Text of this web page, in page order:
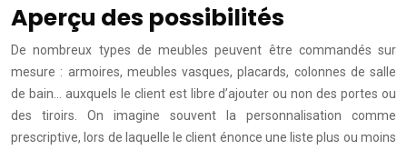
Aperçu des possibilités
De nombreux types de meubles peuvent être commandés sur
mesure : armoires, meubles vasques, placards, colonnes de salle
de bain… auxquels le client est libre d’ajouter ou non des portes ou
des tiroirs.
On imagine souvent la personnalisation comme
prescriptive, lors de laquelle le client énonce une liste plus ou moins